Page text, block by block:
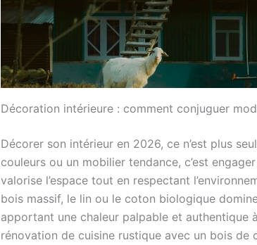
Décoration intérieure : comment conjuguer
Décorer son intérieur en 2026, ce n’est plus
couleurs ou un mobilier tendance, c’est
valorise l’espace tout en respectant
bois massif, le lin ou le coton biologique
apportant une chaleur palpable et authentique
rénovation de cuisine rustique avec un bois de